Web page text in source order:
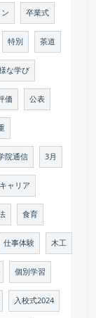
卒業式
特別 茶道
な学び
価 公表
院通信 3月
ャリア
食育
仕事体験 木工
個別学習
入校式2024